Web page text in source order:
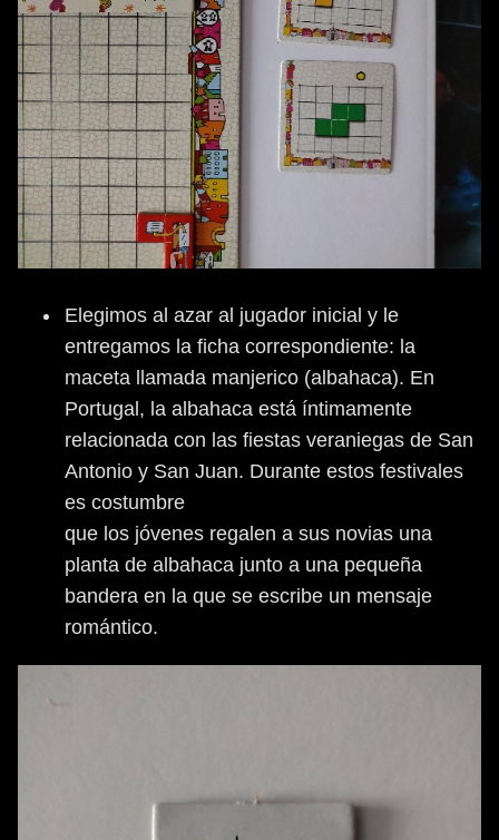
Elegimos al azar al jugador inicial y le
entregamos la ficha correspondiente: la
maceta llamada manjerico (albahaca). En
Portugal, la albahaca está íntimamente
relacionada con las fiestas veraniegas de San
Antonio y San Juan. Durante estos festivales
es costumbre
que los jóvenes regalen a sus novias una
planta de albahaca junto a una pequeña
bandera en la que se escribe un mensaje
romántico.